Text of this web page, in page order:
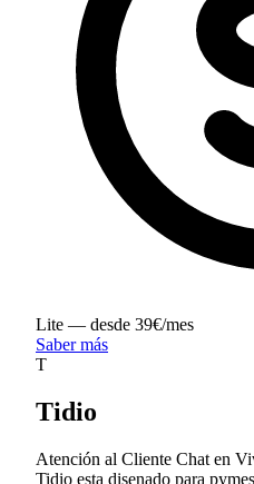
Lite — desde 39€/mes
Saber más
T
Tidio
Atención al Cliente Chat en
Tidio esta disenado para